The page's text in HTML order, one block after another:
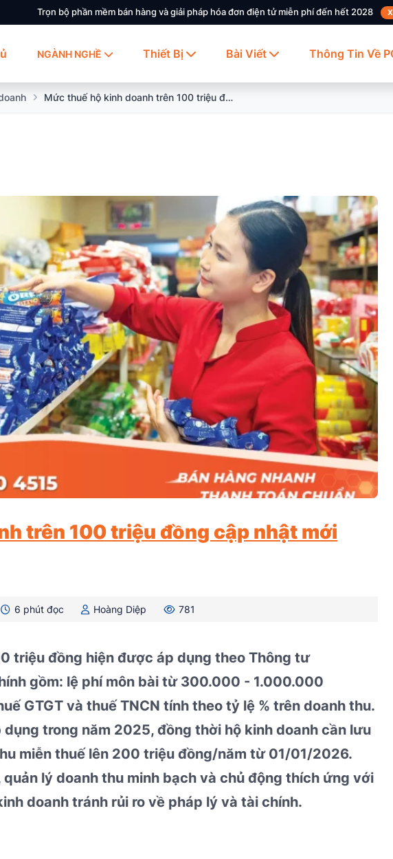
Trọn bộ phần mềm bán hàng và giải pháp hóa đơn điện tử miễn phí đến hết 2028
NGÀNH NGHỀ Thiết Bị Bài Viết Thông Tin Về
Mức thuế hộ kinh doanh trên 100 triệu đồng cập nhật mới nhất hiện nay
trên 100 triệu đồng cập nhật mới
6 phút đọc Hoàng Diệp 781
triệu đồng hiện được áp dụng theo Thông tư
gồm: lệ phí môn bài từ 300.000 - 1.000.000
GTGT và thuế TNCN tính theo tỷ lệ % trên doanh thu.
trong năm 2025, đồng thời hộ kinh doanh cần lưu
miễn thuế lên 200 triệu đồng/năm từ 01/01/2026.
lý doanh thu minh bạch và chủ động thích ứng với
doanh tránh rủi ro về pháp lý và tài chính.